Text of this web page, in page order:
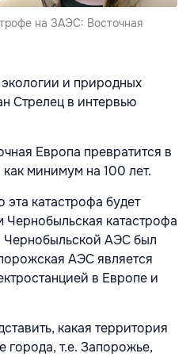
на ЗАЭС: Восточная
и природных
Стрелец в интервью
Европа превратится в
минимум на 100 лет.
эта катастрофа будет
Чернобыльская катастрофа
Чернобыльской АЭС был
АЭС является
в Европе и
какая территория
города, т.е. Запорожье,